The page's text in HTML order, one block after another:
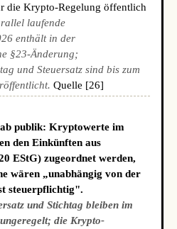
die Krypto-Regelung öffentlich
laufende
enthält in der
§23-Änderung;
und Steuersatz sind bis zum
Quelle [26]
publik: Kryptowerte im
den Einkünften aus
EStG) zugeordnet werden,
wären „unabhängig von der
steuerpflichtig".
und Stichtag bleiben im
die Krypto-